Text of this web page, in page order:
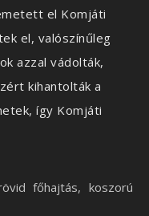
el Komjáti
el, valószínűleg
azzal vádolták,
kihantolták a
így Komjáti
főhajtás, koszorú